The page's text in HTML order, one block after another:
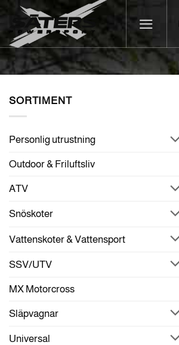
content
SORTIMENT
Personlig utrustning
Outdoor & Friluftsliv
ATV
Snöskoter
Vattenskoter & Vattensport
SSV/UTV
MX Motorcross
Släpvagnar
Universal